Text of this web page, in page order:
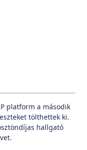
platform a második
tölthettek ki.
hallgató